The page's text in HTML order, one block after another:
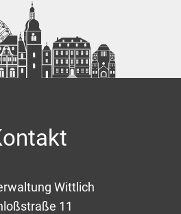
Wittlich
11